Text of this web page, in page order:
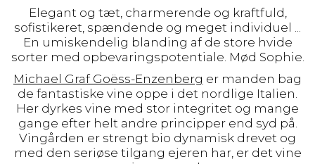
Elegant og tæt, charmerende og kraftfuld,
sofistikeret, spændende og meget individuel ...
En umiskendelig blanding af de store hvide
sorter med opbevaringspotentiale. Mød Sophie.
Michael Graf Goëss-Enzenberg er manden bag
de fantastiske vine oppe i det nordlige Italien.
Her dyrkes vine med stor integritet og mange
gange efter helt andre principper end syd på.
Vingården er strengt bio dynamisk drevet og
med den seriøse tilgang ejeren har, er det vine